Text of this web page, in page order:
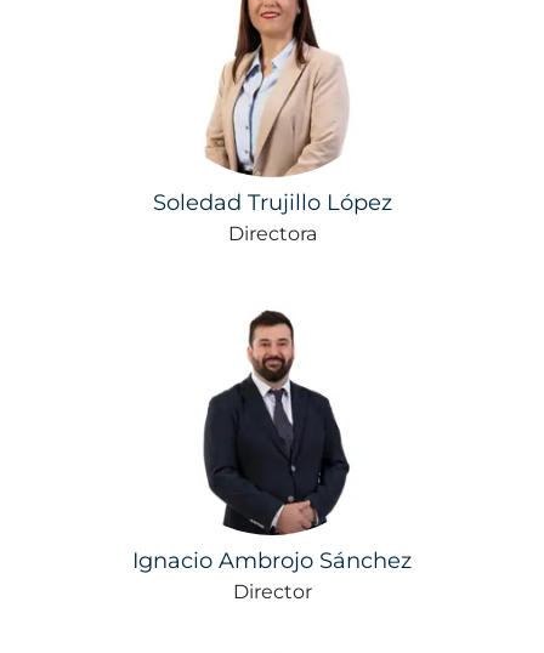
Soledad Trujillo López
Directora
Ignacio Ambrojo Sánchez
Director